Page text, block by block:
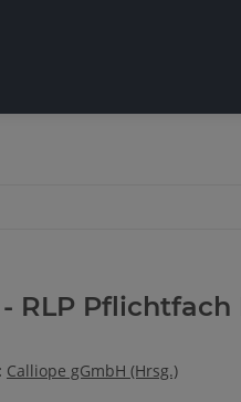
- RLP
Calliope gGmbH (Hrsg.)